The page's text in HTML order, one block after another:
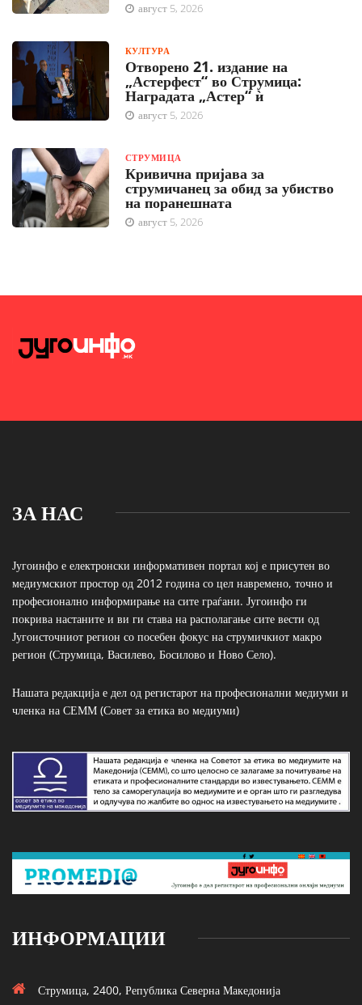
август 5, 2026
КУЛТУРА
Отворено 21. издание на
„Астерфест“ во Струмица:
Наградата „Астер“ ѝ
август 5, 2026
СТРУМИЦА
Кривична пријава за
струмичанец за обид за убиство
на поранешната
август 5, 2026
ЗА НАС
Југоинфо е електронски информативен портал кој е присутен во
медиумскиот простор од 2012 година со цел навремено, точно и
професионално информирање на сите граѓани. Југоинфо ги
покрива настаните и ви ги става на располагање сите вести од
Југоисточниот регион со посебен фокус на струмичкиот макро
регион (Струмица, Василево, Босилово и Ново Село).
Нашата редакција е дел од регистарот на професионални медиуми и
членка на СЕММ (Совет за етика во медиуми)
ИНФОРМАЦИИ
Струмица, 2400, Република Северна Македонија